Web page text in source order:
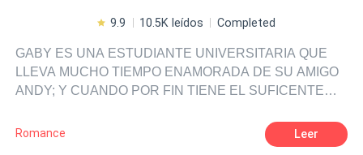
9.9 10.5K leídos Completed
GABY ES UNA ESTUDIANTE UNIVERSITARIA QUE
LLEVA MUCHO TIEMPO ENAMORADA DE SU AMIGO
ANDY; Y CUANDO POR FIN TIENE EL SUFICENTE
RECHAZA Y SE ALEJA DE ELLA POR UN BUEN
TIEMPO HASTA QUE ESTA SE LLEVA UNA GRAN
Romance Leer